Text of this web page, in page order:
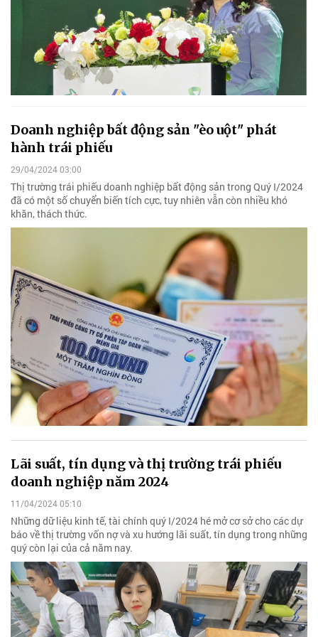
Doanh nghiệp bất động sản "èo uột" phát
hành trái phiếu
29/04/2024 03:00
Thị trường trái phiếu doanh nghiệp bất động sản trong Quý I/2024
đã có một số chuyển biến tích cực, tuy nhiên vẫn còn nhiều khó
khăn, thách thức.
Lãi suất, tín dụng và thị trường trái phiếu
doanh nghiệp năm 2024
11/04/2024 05:10
Những dữ liệu kinh tế, tài chính quý I/2024 hé mở cơ sở cho các dự
báo về thị trường vốn nợ và xu hướng lãi suất, tín dụng trong những
quý còn lại của cả năm nay.